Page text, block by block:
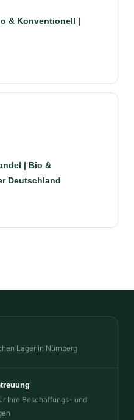
& Konventionell |
| Bio &
Deutschland
Lager in Nürnberg
Ihre Beschaffungs- und